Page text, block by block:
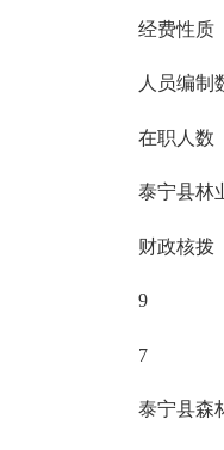
经费性质
人员编制
在职人数
泰宁县林
财政核拨
9
7
泰宁县森